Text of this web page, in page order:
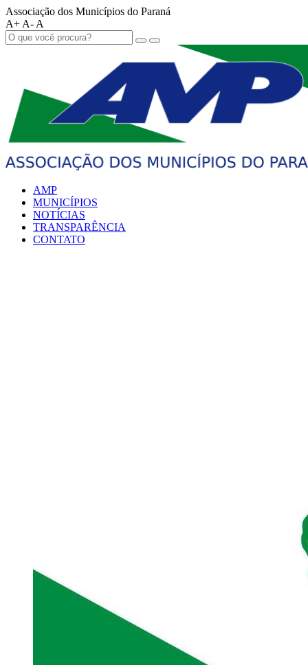
Associação dos Municípios do Paraná
A+ A- A
AMP
MUNICÍPIOS
NOTÍCIAS
TRANSPARÊNCIA
CONTATO